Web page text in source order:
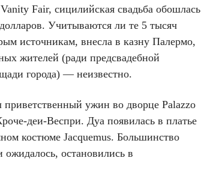
Fair, сицилийская свадьба обошлась
Учитываются ли те 5 тысяч
источникам, внесла в казну Палермо,
жителей (ради предсвадебной
города) — неизвестно.
ужин во дворце Palazzo
деи-Веспри. Дуа появилась в платье
костюме Jacquemus. Большинство
остановились в